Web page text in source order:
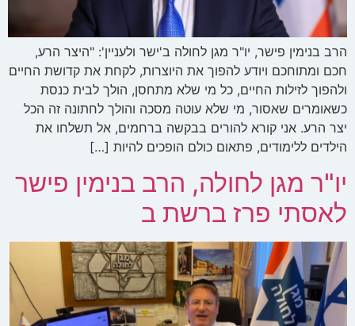
הרב בנימין פישר, יו"ר מגן לחולה ב'ישר ולעניין': "היצר הרע,
חכם ומתוחכם ויודע להפוך את היוצרות, לקחת את קדושת החיים
ולהפוך לזילות החיים, כל מי שלא מתחסן, הולך לבית כנסת
כשאומרים שאסור, מי שלא עוטה מסכה והולך לחתונה זה הכל
יצר הרע. אני קורא להורים בבקשה ברחמים, אל תשלחו את
הילדים ללימודים, פתאום כולם הופכים להיות […]
יו"ר מגן לחולה, הרב בנימין פישר
לאסתי פרז ברשת ב